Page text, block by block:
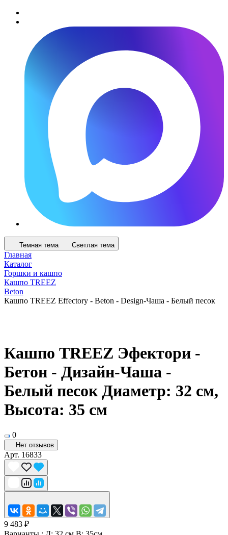
Темная тема Светлая тема
Главная
Каталог
Горшки и кашпо
Кашпо TREEZ
Beton
Кашпо TREEZ Effectory - Beton - Design-Чаша - Белый песок
Кашпо TREEZ Эфектори -
Бетон - Дизайн-Чаша -
Белый песок Диаметр: 32 см,
Высота: 35 см
0
Нет отзывов
Арт. 16833
9 483 ₽